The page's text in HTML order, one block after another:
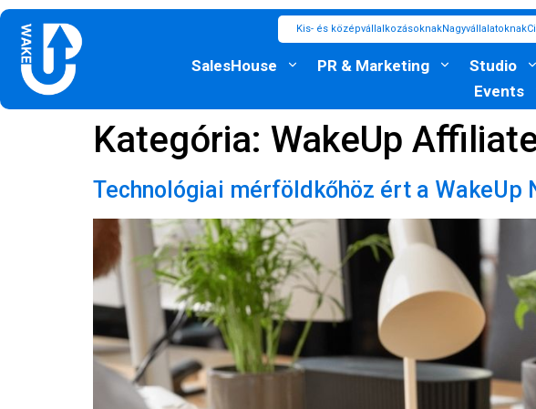
Kis- és középvállalkozásoknakNagyvállalatoknak
SalesHouse PR & Marketing Studio
Events
Kategória: WakeUp
Technológiai mérföldkőhöz ért a